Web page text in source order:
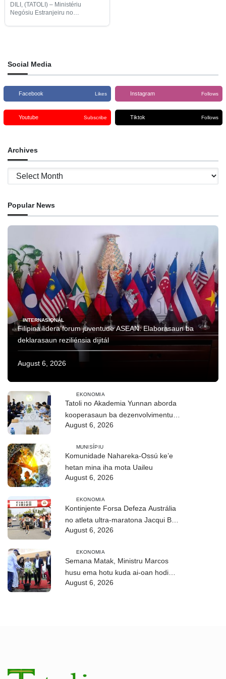
DILI, (TATOLI) – Ministériu
Negósiu Estranjeiru no
esperiénsia hamutuk ho Nova
Social Media
Facebook Likes Instagram Follows
Youtube Subscribe Tiktok Follows
Archives
Archives
Popular News
INTERNASIONÁL
Filipina lidera forum juventude ASEAN: Elaborasaun ba
deklarasaun reziliénsia dijitál
August 6, 2026
EKONOMIA
Tatoli no Akademia Yunnan aborda
kooperasaun ba dezenvolvimentu
no troka informasaun
August 6, 2026
MUNISÍPIU
Komunidade Nahareka-Ossú ke’e
hetan mina iha mota Uaileu
August 6, 2026
EKONOMIA
Kontinjente Forsa Defeza Austrália
no atleta ultra-maratona Jacqui Bell
partisipa DIM 2026
August 6, 2026
EKONOMIA
Semana Matak, Ministru Marcos
husu ema hotu kuda ai-oan hodi
proteje biodiversidade
August 6, 2026